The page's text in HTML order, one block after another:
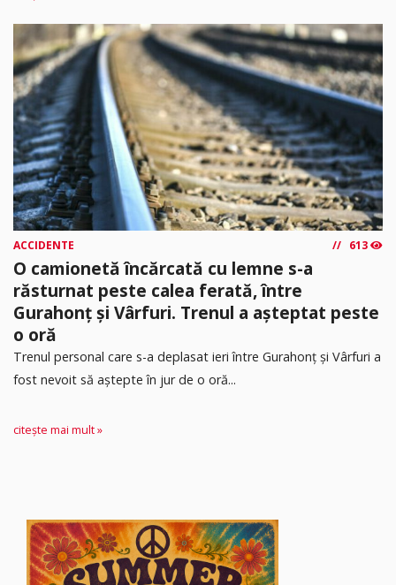
ACCIDENTE 613
O camionetă încărcată cu lemne s-a
răsturnat peste calea ferată, între
Gurahonț și Vârfuri. Trenul a așteptat peste
o oră
Trenul personal care s-a deplasat ieri între Gurahonț și Vârfuri a
fost nevoit să aștepte în jur de o oră...
citește mai mult »